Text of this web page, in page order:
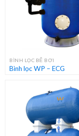
BÌNH LỌC BỂ BƠI
Bình lọc WP – ECG